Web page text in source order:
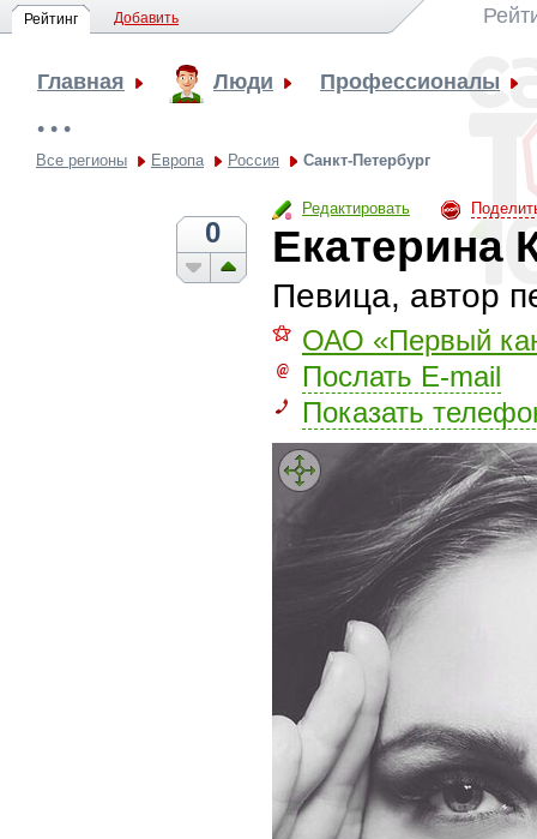
Рейтинг Добавить
Главная Люди Профессионалы
• • •
Все регионы Европа Россия Санкт-Петербург
Редактировать
0 Екатерина
Певица, автор
⚝ ОАО «Первый
Послать E-mail
Показать